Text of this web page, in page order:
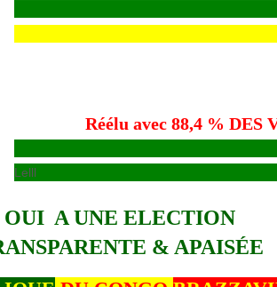
Réélu avec 88,4 % DES
Lelll
OUI A UNE ELECTION
& APAISÉE